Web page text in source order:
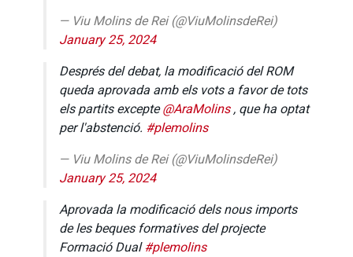
— Viu Molins de Rei (@ViuMolinsdeRei)
January 25, 2024
Després del debat, la modificació del ROM
queda aprovada amb els vots a favor de tots
els partits excepte@AraMolins, que ha optat
per l'abstenció. #plemolins
— Viu Molins de Rei (@ViuMolinsdeRei)
January 25, 2024
Aprovada la modificació dels nous imports
de les beques formatives del projecte
Formació Dual#plemolins